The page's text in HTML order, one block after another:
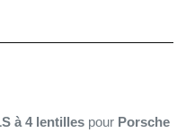
à 4 lentilles pour Porsche